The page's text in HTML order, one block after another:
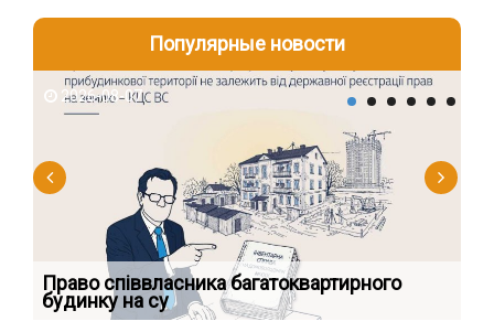
Популярные новости
2026-08-07
Право співвласника багатоквартирного
будинку на су